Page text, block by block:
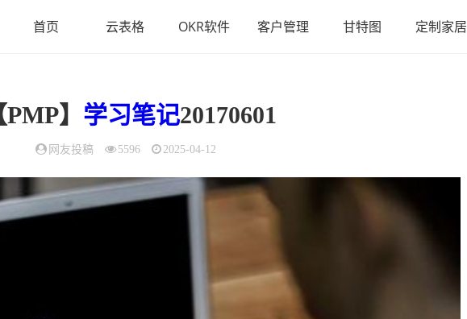
首页 云表格 OKR软件 客户管理 甘特图 定制家居
PMP】 学习笔记20170601
网友投稿 5596 2025-04-12